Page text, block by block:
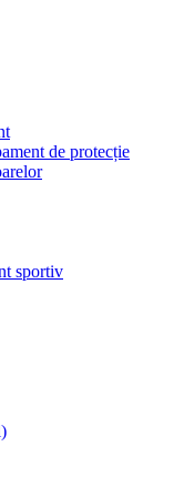
de protecție
sportiv